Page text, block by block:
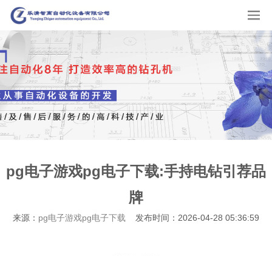
pg电子游戏pg电子下载:手持电钻引荐品
牌
来源： pg电子游戏pg电子下载 发布时间：2026-04-28 05:36:59